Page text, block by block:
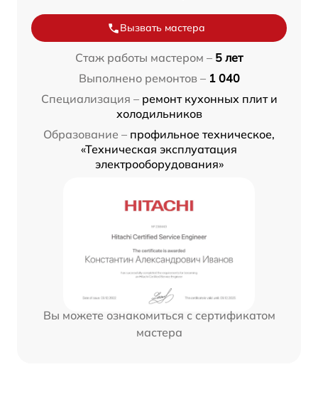
Вызвать мастера
Стаж работы мастером – 5 лет
Выполнено ремонтов – 1 040
Специализация – ремонт кухонных плит и
холодильников
Образование – профильное техническое,
«Техническая эксплуатация
электрооборудования»
Вы можете ознакомиться с сертификатом
мастера